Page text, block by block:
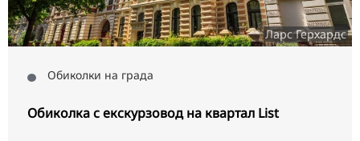
Ларс Герхардс
Обиколки на града
Обиколка с екскурзовод на квартал List